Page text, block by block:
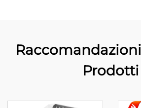
Prodotti